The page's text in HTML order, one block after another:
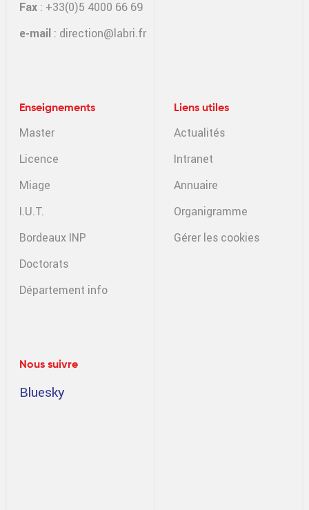
Fax : +33(0)5 4000 66 69
e-mail : direction@labri.fr
Enseignements
Master
Licence
Miage
I.U.T.
Bordeaux INP
Doctorats
Département info
Liens utiles
Actualités
Intranet
Annuaire
Organigramme
Gérer les cookies
Nous suivre
Bluesky